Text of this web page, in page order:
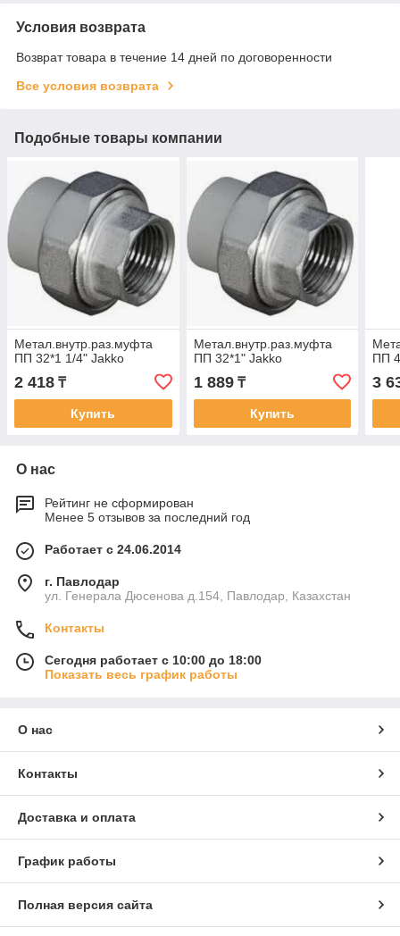
Условия возврата
Возврат товара в течение 14 дней по договоренности
Все условия возврата
Подобные товары компании
Метал.внутр.раз.муфта
ПП 32*1 1/4" Jakko
2 418 ₸
Купить
Метал.внутр.раз.муфта
ПП 32*1" Jakko
1 889₸
Купить
ПП
3
О нас
Рейтинг не сформирован
Менее 5 отзывов за последний год
Работает с 24.06.2014
г. Павлодар
ул. Генерала Дюсенова д.154, Павлодар, Казахстан
Контакты
Сегодня работает с 10:00 до 18:00
Показать весь график работы
О нас
Контакты
Доставка и оплата
График работы
Полная версия сайта